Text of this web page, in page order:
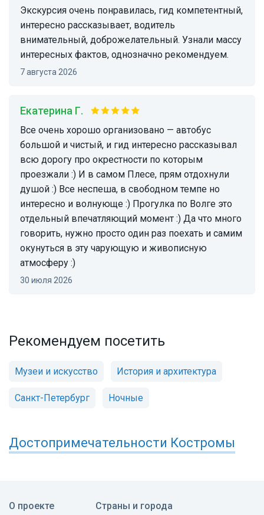
экскурсия очень понравилась, гид компетентный,
интересно рассказывает, водитель
внимательный, доброжелательный. Узнали массу
интересных фактов, однозначно рекомендуем.
7 августа 2026
Екатерина Г.
Все очень хорошо организовано — автобус
большой и чистый, и гид интересно рассказывал
всю дорогу про окрестности по которым
проезжали :) И в самом Плесе, прям отдохнули
душой :) Все неспеша, в свободном темпе но
интересно и волнующе :) Прогулка по Волге это
отдельный впечатляющий момент :) Да что много
говорить, нужно просто один раз поехать и самим
окунуться в эту чарующую и живописную
атмосферу :)
30 июля 2026
Рекомендуем посетить
Музеи и искусство История и архитектура
Санкт-Петербург Ночные
Достопримечательности Костромы
О проекте Страны и города